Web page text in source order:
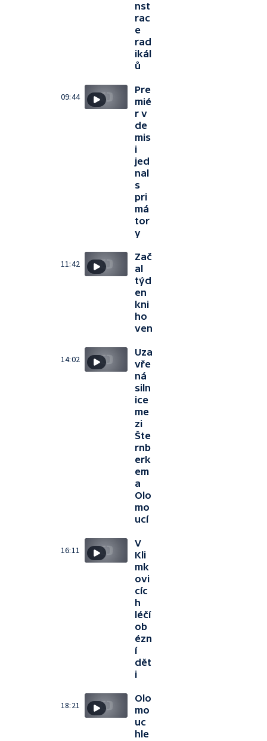
nst
rac
e
rad
ikál
ů
09:44
Pre
mié
r v
de
mis
i
jed
nal
s
pri
má
tor
y
11:42
Zač
al
týd
en
kni
ho
ven
14:02
Uza
vře
ná
siln
ice
me
zi
Šte
rnb
erk
em
a
Olo
mo
ucí
16:11
V
Kli
mk
ovi
cíc
h
léčí
ob
ézn
í
dět
i
18:21
Olo
mo
uc
hle